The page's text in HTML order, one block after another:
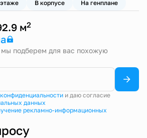
В корпусе На генплане
м2
мы подберем для вас похожую
и даю согласие
данных
рекламно-информационных